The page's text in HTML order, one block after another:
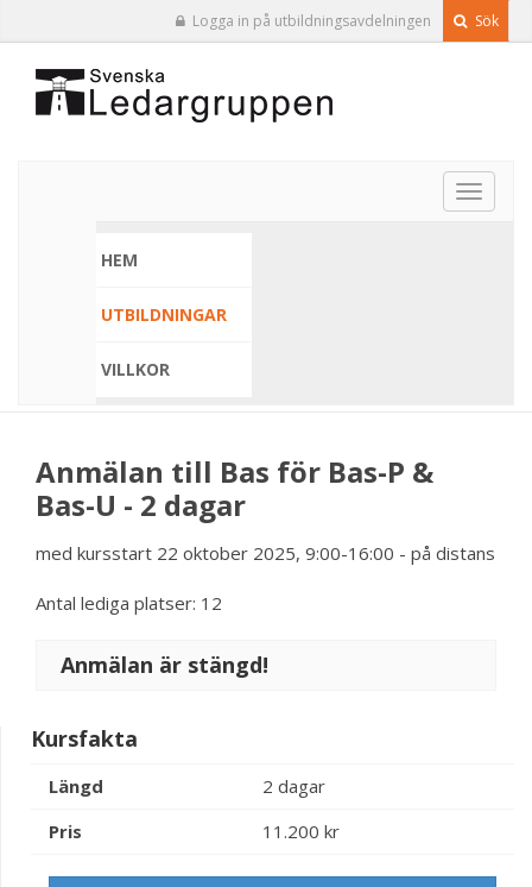
Logga in på utbildningsavdelningen Sök
Toggle
HEM
UTBILDNINGAR
VILLKOR
Anmälan till Bas för Bas-P &
Bas-U - 2 dagar
med kursstart 22 oktober 2025, 9:00-16:00 - på distans
Antal lediga platser: 12
Anmälan är stängd!
Kursfakta
Längd
2 dagar
Pris
11.200 kr